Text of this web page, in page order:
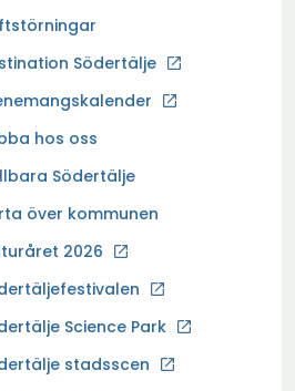
Södertälje
hos oss
Södertälje
över kommunen
2026
Science Park
stadsscen